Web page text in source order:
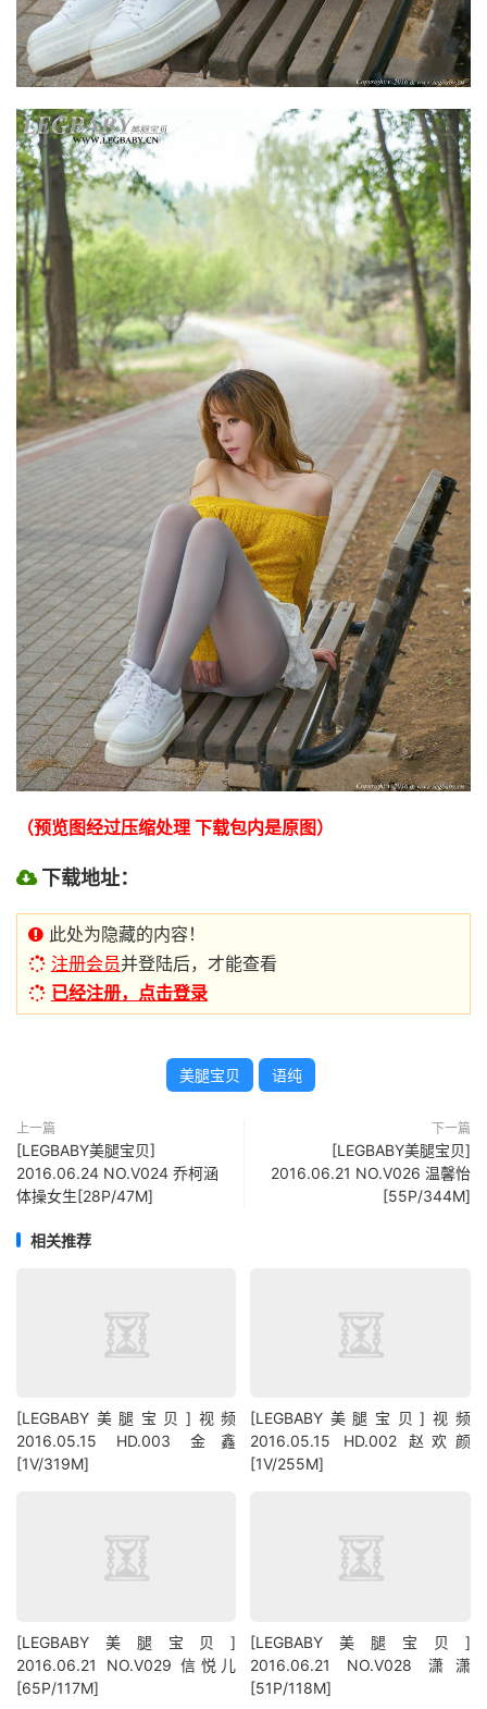
（预览图经过压缩处理 下载包内是原图）
下载地址：
此处为隐藏的内容！
注册会员并登陆后，才能查看
已经注册，点击登录
美腿宝贝 语纯
上一篇
[LEGBABY美腿宝贝]
2016.06.24 NO.V024 乔柯涵
体操女生[28P/47M]
下一篇
[LEGBABY美腿宝贝]
2016.06.21 NO.V026 温馨怡
[55P/344M]
相关推荐
[LEGBABY美腿宝贝]视频
2016.05.15 HD.003 金鑫
[1V/319M]
[LEGBABY美腿宝贝]视频
2016.05.15 HD.002 赵欢颜
[1V/255M]
[LEGBABY美腿宝贝]
2016.06.21 NO.V029 信悦儿
[65P/117M]
[LEGBABY美腿宝贝]
2016.06.21 NO.V028 潇潇
[51P/118M]